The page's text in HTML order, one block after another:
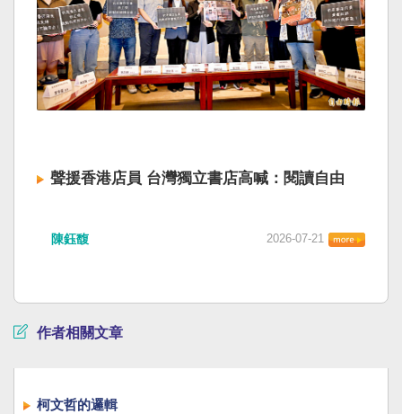
聲援香港店員 台灣獨立書店高喊：閱讀自由
陳鈺馥 2026-07-21
作者相關文章
柯文哲的邏輯